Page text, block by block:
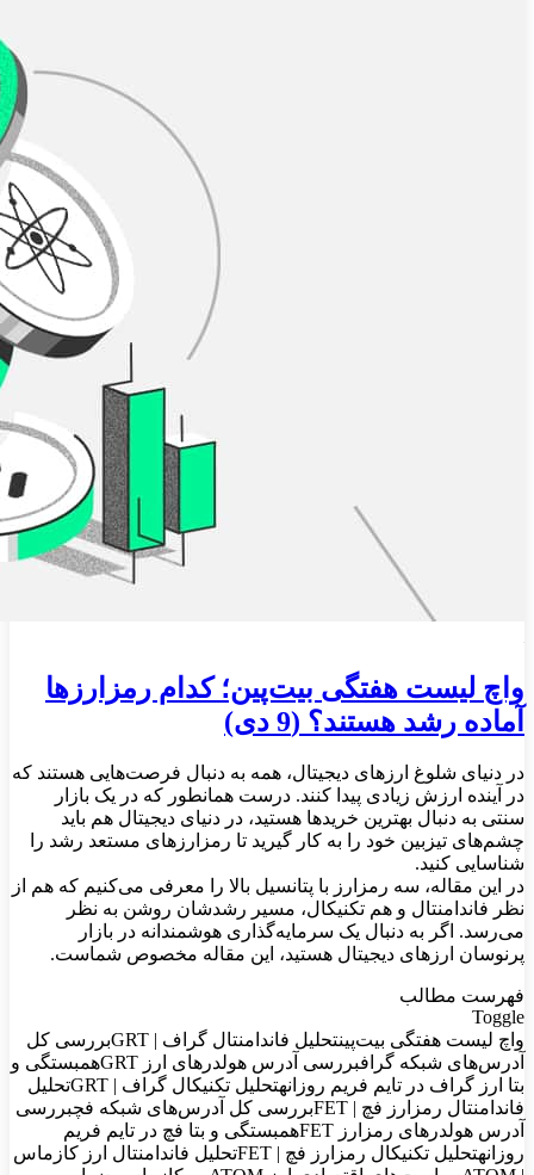
واچ لیست هفتگی بیت‌پین؛ کدام رمزارزها
آماده رشد هستند؟ (9 دی)
در دنیای شلوغ ارزهای دیجیتال، همه به دنبال فرصت‌هایی هستند که
در آینده ارزش زیادی پیدا کنند. درست همانطور که در یک بازار
سنتی به دنبال بهترین خریدها هستید، در دنیای دیجیتال هم باید
چشم‌های تیزبین خود را به کار گیرید تا رمزارزهای مستعد رشد را
شناسایی کنید.
در این مقاله، سه رمزارز با پتانسیل بالا را معرفی می‌کنیم که هم از
نظر فاندامنتال و هم تکنیکال، مسیر رشدشان روشن به نظر
می‌رسد. اگر به دنبال یک سرمایه‌گذاری هوشمندانه در بازار
پرنوسان ارزهای دیجیتال هستید، این مقاله مخصوص شماست.
فهرست مطالب
Toggle
واچ لیست هفتگی بیت‌پینتحلیل فاندامنتال گراف | GRTبررسی کل
آدرس‌های شبکه گرافبررسی آدرس‌ هولدرهای ارز GRTهمبستگی و
بتا ارز گراف در تایم فریم روزانهتحلیل تکنیکال گراف | GRTتحلیل
فاندامنتال رمزارز فچ | FETبررسی کل آدرس‌های شبکه فچبررسی
آدرس‌ هولدرهای رمزارز FETهمبستگی و بتا فچ در تایم فریم
روزانهتحلیل تکنیکال رمزارز فچ | FETتحلیل فاندامنتال ارز کازماس